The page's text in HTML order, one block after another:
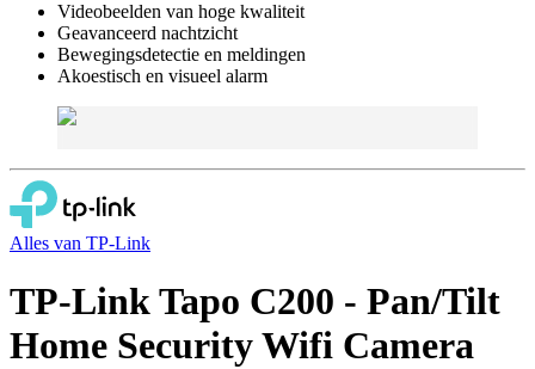
Videobeelden van hoge kwaliteit
Geavanceerd nachtzicht
Bewegingsdetectie en meldingen
Akoestisch en visueel alarm
Alles van TP-Link
TP-Link Tapo C200 - Pan/Tilt
Home Security Wifi Camera